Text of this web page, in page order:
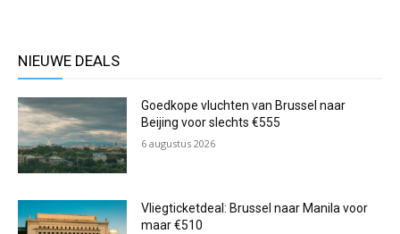
NIEUWE DEALS
Goedkope vluchten van Brussel naar
Beijing voor slechts €555
6 augustus 2026
Vliegticketdeal: Brussel naar Manila voor
maar €510